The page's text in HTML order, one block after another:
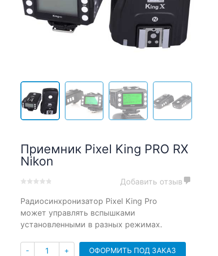
Приемник Pixel King PRO RX
Nikon
out
on
Добавить отзыв
Радиосинхронизатор Pixel King Pro
может управлять вспышками
установленными в разных режимах.
- Количество
+ ОФОРМИТЬ ПОД ЗАКАЗ